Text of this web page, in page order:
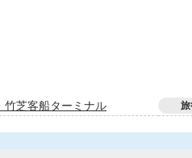
竹芝客船ターミナル